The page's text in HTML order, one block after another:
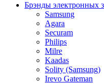
Брэнды электронных
Samsung
Agara
Securam
Philips
Milre
Kaadas
Solity (Samsung)
Irevo Gateman